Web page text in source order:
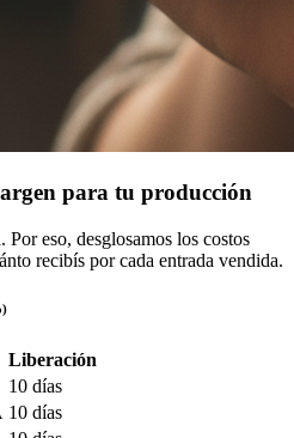
para tu producción
Por eso, desglosamos los costos
recibís por cada entrada vendida.
Liberación
10 días
10 días